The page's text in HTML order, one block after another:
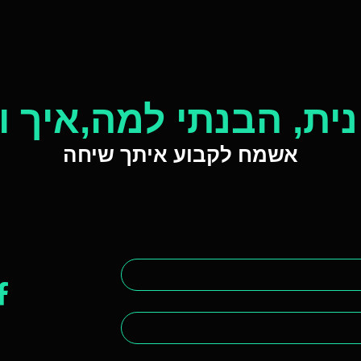
הבנתי למה,איך
אשמח לקבוע איתך שיחה